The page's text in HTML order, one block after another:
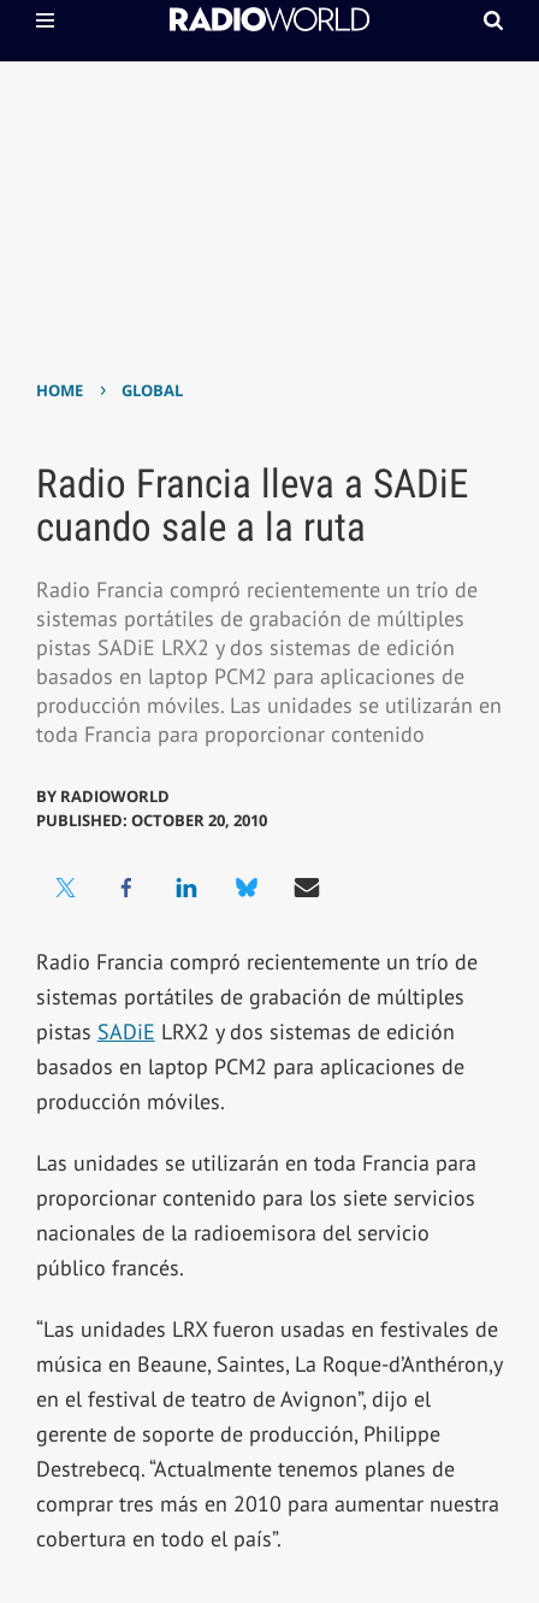
HOME › GLOBAL
Radio Francia lleva a SADiE
cuando sale a la ruta
Radio Francia compró recientemente un trío de
sistemas portátiles de grabación de múltiples
pistas SADiE LRX2 y dos sistemas de edición
basados en laptop PCM2 para aplicaciones de
producción móviles. Las unidades se utilizarán en
toda Francia para proporcionar contenido
BY RADIOWORLD
PUBLISHED: OCTOBER 20, 2010
Radio Francia compró recientemente un trío de
sistemas portátiles de grabación de múltiples
pistas SADiE LRX2 y dos sistemas de edición
basados en laptop PCM2 para aplicaciones de
producción móviles.
Las unidades se utilizarán en toda Francia para
proporcionar contenido para los siete servicios
nacionales de la radioemisora del servicio
público francés.
“Las unidades LRX fueron usadas en festivales de
música en Beaune, Saintes, La Roque-d’Anthéron,y
en el festival de teatro de Avignon”, dijo el
gerente de soporte de producción, Philippe
Destrebecq. “Actualmente tenemos planes de
comprar tres más en 2010 para aumentar nuestra
cobertura en todo el país”.